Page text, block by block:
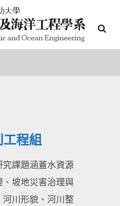
工程組
課題涵蓋水資源
坡地災害治理與
川形貌、河川整